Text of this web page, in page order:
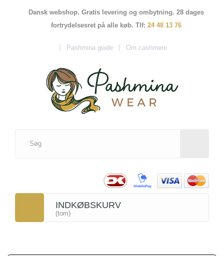
Dansk webshop. Gratis levering og ombytning. 28 dages
fortrydelsesret på alle køb. Tlf: 24 48 13 76
Pashmina guide Om cashmere
INDKØBSKURV
(tom)